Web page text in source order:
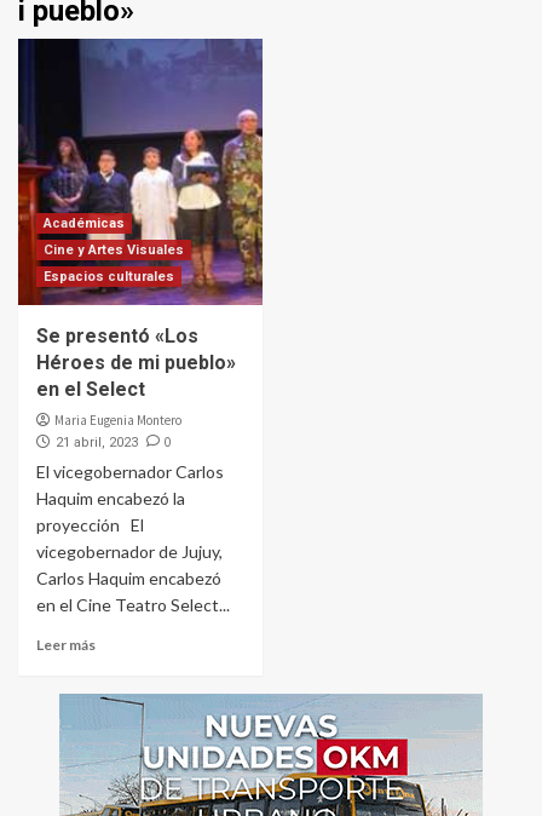
i pueblo»
Académicas
Cine y Artes Visuales
Espacios culturales
Se presentó «Los
Héroes de mi pueblo»
en el Select
Maria Eugenia Montero
21 abril, 2023 0
El vicegobernador Carlos
Haquim encabezó la
proyección El
vicegobernador de Jujuy,
Carlos Haquim encabezó
en el Cine Teatro Select...
Leer más